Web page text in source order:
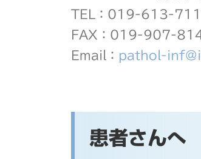
TEL：019-613-
FAX：019-907-
Email： pathol-
患者さんへ